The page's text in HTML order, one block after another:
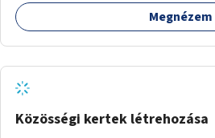
Megnézem
Közösségi kertek létrehozása